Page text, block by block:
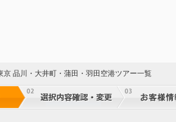
京 品川・大井町・蒲田・羽田空港ツアー一覧